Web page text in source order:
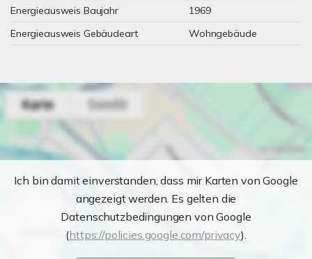
Energieausweis Baujahr
1969
Energieausweis Gebäudeart
Wohngebäude
Ich bin damit einverstanden, dass mir Karten von Google
angezeigt werden. Es gelten die
Datenschutzbedingungen von Google
(https://policies.google.com/privacy).